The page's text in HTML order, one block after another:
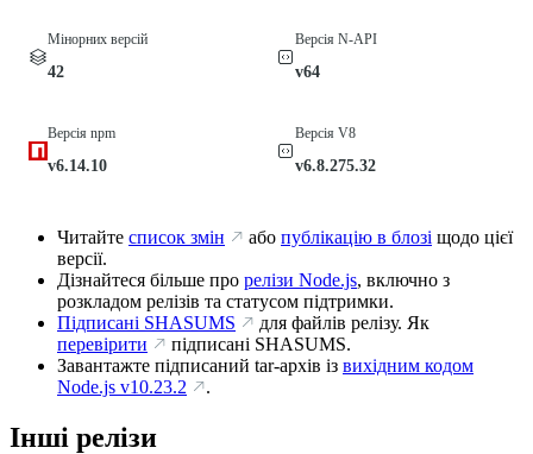
Мінорних версій
42
Версія N-API
v64
Версія npm
v6.14.10
Версія V8
v6.8.275.32
Читайте список змін або публікацію в блозі щодо цієї
версії.
Дізнайтеся більше про релізи Node.js, включно з
розкладом релізів та статусом підтримки.
Підписані SHASUMS
для файлів релізу. Як
перевірити
підписані SHASUMS.
Завантажте підписаний tar-архів із вихідним кодом
Node.js v10.23.2 .
Інші релізи